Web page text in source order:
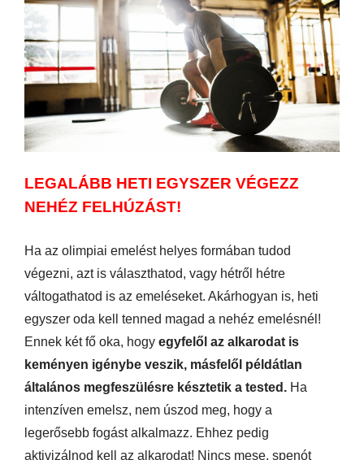
LEGALÁBB HETI EGYSZER VÉGEZZ
NEHÉZ FELHÚZÁST!
Ha az olimpiai emelést helyes formában tudod
végezni, azt is választhatod, vagy hétről hétre
váltogathatod is az emeléseket. Akárhogyan is, heti
egyszer oda kell tenned magad a nehéz emelésnél!
Ennek két fő oka, hogy egyfelől az alkarodat is
keményen igénybe veszik, másfelől példátlan
általános megfeszülésre késztetik a tested. Ha
intenzíven emelsz, nem úszod meg, hogy a
legerősebb fogást alkalmazz. Ehhez pedig
aktivizálnod kell az alkarodat! Nincs mese, spenót